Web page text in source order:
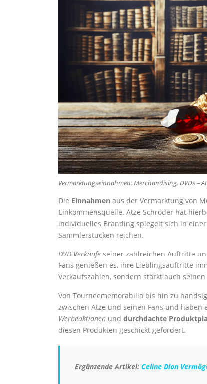
Vermarktungseinnahmen: Merchandising, DVDs –
Die Einnahmen aus der Vermarktung von
Einkommensquelle. Atze Schröder hat
individuelles Branding spiegelt sich in
Sammlerstücken reichen.
DVD-Verkäufe seiner zahlreichen Auftritte
Fans genießen es, ihre Lieblingsauftritte
Verkaufszahlen, sondern stärkt auch
Von Tourneememorabilia bis hin zu
zwischen Atze und seinen Fans und
Werbeaktionen und durchdachte
diesen Produkten geschickt gefördert.
Ergänzende Artikel: Celine Dion